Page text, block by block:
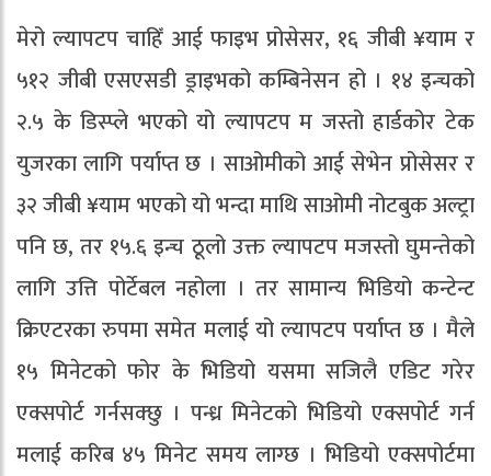
मेरो ल्यापटप चाहिँ आई फाइभ प्रोसेसर, १६ जीबी ¥याम र
५१२ जीबी एसएसडी ड्राइभको कम्बिनेसन हो । १४ इन्चको
२.५ के डिस्प्ले भएको यो ल्यापटप म जस्तो हार्डकोर टेक
युजरका लागि पर्याप्त छ । साओमीको आई सेभेन प्रोसेसर र
३२ जीबी ¥याम भएको यो भन्दा माथि साओमी नोटबुक अल्ट्रा
पनि छ, तर १५.६ इन्च ठूलो उक्त ल्यापटप मजस्तो घुमन्तेको
लागि उत्ति पोर्टेबल नहोला । तर सामान्य भिडियो कन्टेन्ट
क्रिएटरका रुपमा समेत मलाई यो ल्यापटप पर्याप्त छ । मैले
१५ मिनेटको फोर के भिडियो यसमा सजिलै एडिट गरेर
एक्सपोर्ट गर्नसक्छु । पन्ध्र मिनेटको भिडियो एक्सपोर्ट गर्न
मलाई करिब ४५ मिनेट समय लाग्छ । भिडियो एक्सपोर्टमा